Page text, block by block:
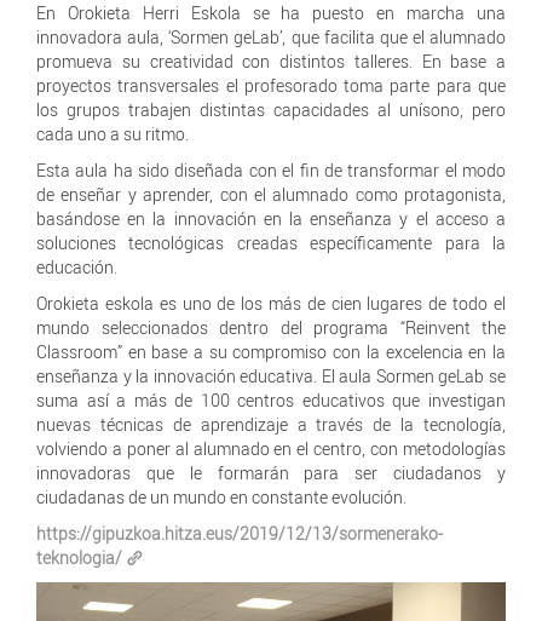
En Orokieta Herri Eskola se ha puesto en marcha una
innovadora aula, ‘Sormen geLab’, que facilita que el alumnado
promueva su creatividad con distintos talleres. En base a
proyectos transversales el profesorado toma parte para que
los grupos trabajen distintas capacidades al unísono, pero
cada uno a su ritmo.
Esta aula ha sido diseñada con el fin de transformar el modo
de enseñar y aprender, con el alumnado como protagonista,
basándose en la innovación en la enseñanza y el acceso a
soluciones tecnológicas creadas específicamente para la
educación.
Orokieta eskola es uno de los más de cien lugares de todo el
mundo seleccionados dentro del programa “Reinvent the
Classroom” en base a su compromiso con la excelencia en la
enseñanza y la innovación educativa. El aula Sormen geLab se
suma así a más de 100 centros educativos que investigan
nuevas técnicas de aprendizaje a través de la tecnología,
volviendo a poner al alumnado en el centro, con metodologías
innovadoras que le formarán para ser ciudadanos y
ciudadanas de un mundo en constante evolución.
https://gipuzkoa.hitza.eus/2019/12/13/sormenerako-
teknologia/